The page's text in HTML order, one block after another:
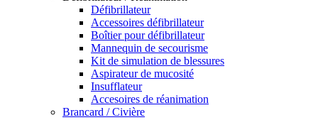
Défibrillateur
Accessoires défibrillateur
Boîtier pour défibrillateur
Mannequin de secourisme
Kit de simulation de blessures
Aspirateur de mucosité
Insufflateur
Accesoires de réanimation
Brancard / Civière